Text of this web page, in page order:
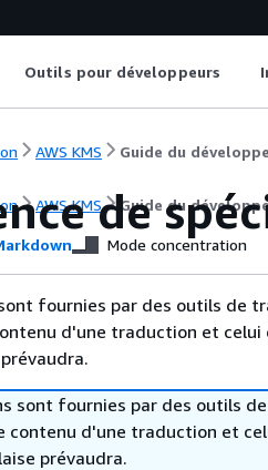
Outils pour développeurs
AWS KMS Guide du
AWS KMS Guide du
de
Mode concentration
fournies par des outils de
d'une traduction et celui
sont fournies par des outils
contenu d'une traduction et
prévaudra.